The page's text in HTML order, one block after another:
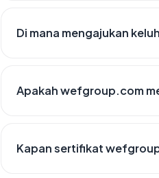
Di mana mengajukan
Apakah wefgroup.com
Kapan sertifikat